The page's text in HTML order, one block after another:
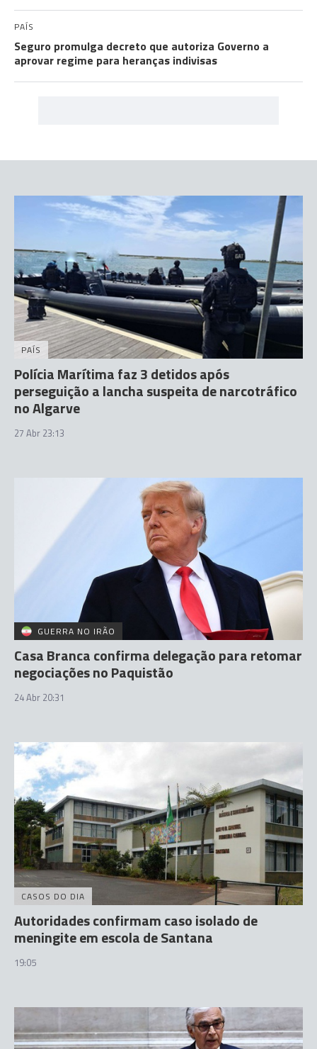
PAÍS
Seguro promulga decreto que autoriza Governo a
aprovar regime para heranças indivisas
PAÍS
Polícia Marítima faz 3 detidos após
perseguição a lancha suspeita de narcotráfico
no Algarve
27 Abr 23:13
GUERRA NO IRÃO
Casa Branca confirma delegação para retomar
negociações no Paquistão
24 Abr 20:31
CASOS DO DIA
Autoridades confirmam caso isolado de
meningite em escola de Santana
19:05